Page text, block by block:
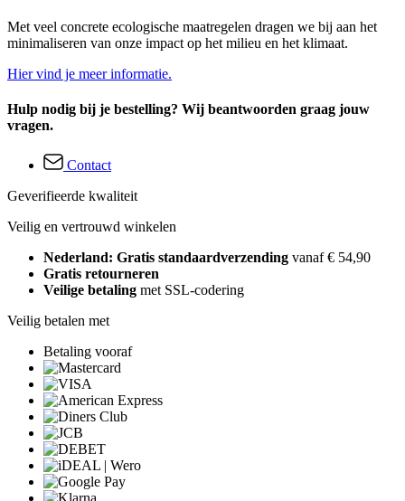
Met veel concrete ecologische maatregelen dragen we bij aan het
minimaliseren van onze impact op het milieu en het klimaat.
Hier vind je meer informatie.
Hulp nodig bij je bestelling? Wij beantwoorden graag jouw
vragen.
Contact
Geverifieerde kwaliteit
Veilig en vertrouwd winkelen
Nederland: Gratis standaardverzending vanaf € 54,90
Gratis retourneren
Veilige betaling met SSL-codering
Veilig betalen met
Betaling vooraf